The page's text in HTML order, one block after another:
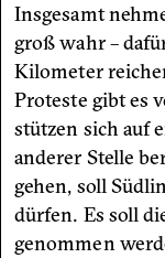
Insgesamt
groß wahr –
Kilometer
Proteste gibt es
stützen sich auf
anderer Stelle
gehen, soll
dürfen. Es soll
genommen